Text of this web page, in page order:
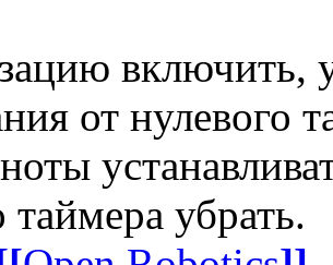
включить,
от нулевого
таймера убрать.